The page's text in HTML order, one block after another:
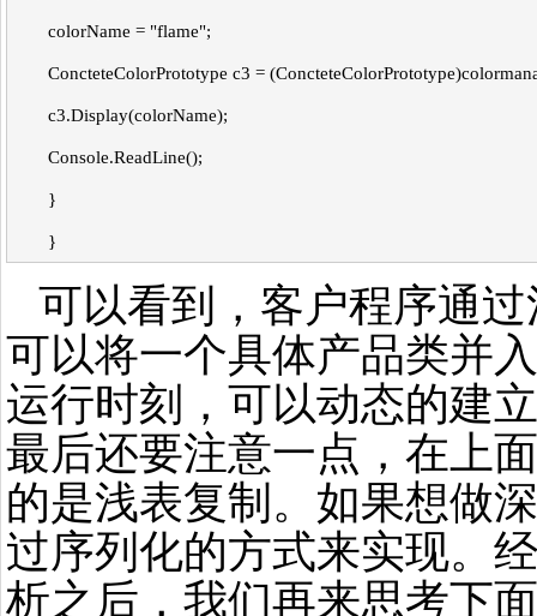
colorName = "flame";
ConcteteColorPrototype c3 =
c3.Display(colorName);
Console.ReadLine();
}
}
可以看到，客户程序通
可以将一个具体产品类并
运行时刻，可以动态的建
最后还要注意一点，在上
的是浅表复制。如果想做
过序列化的方式来实现。
析之后，我们再来思考下